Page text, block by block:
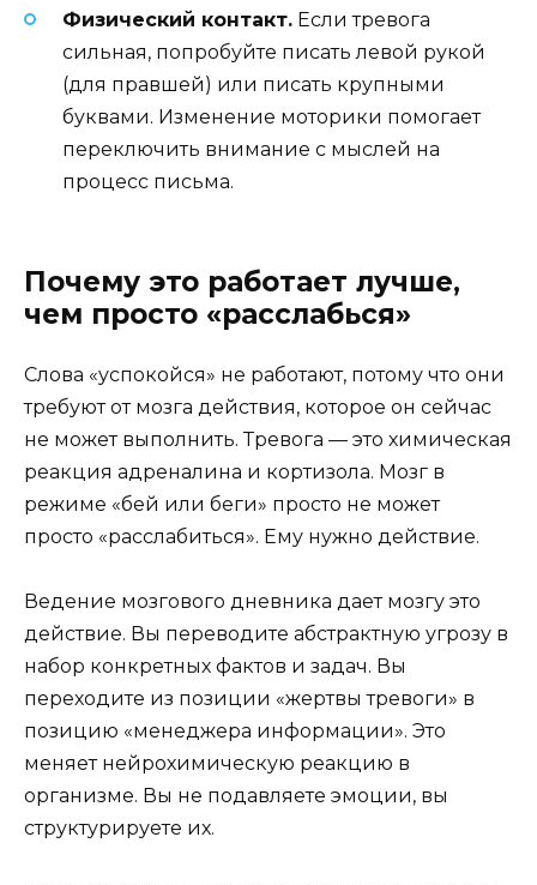
Физический контакт. Если тревога
сильная, попробуйте писать левой рукой
(для правшей) или писать крупными
буквами. Изменение моторики помогает
переключить внимание с мыслей на
процесс письма.
Почему это работает лучше,
чем просто «расслабься»
Слова «успокойся» не работают, потому что они
требуют от мозга действия, которое он сейчас
не может выполнить. Тревога — это химическая
реакция адреналина и кортизола. Мозг в
режиме «бей или беги» просто не может
просто «расслабиться». Ему нужно действие.
Ведение мозгового дневника дает мозгу это
действие. Вы переводите абстрактную угрозу в
набор конкретных фактов и задач. Вы
переходите из позиции «жертвы тревоги» в
позицию «менеджера информации». Это
меняет нейрохимическую реакцию в
организме. Вы не подавляете эмоции, вы
структурируете их.